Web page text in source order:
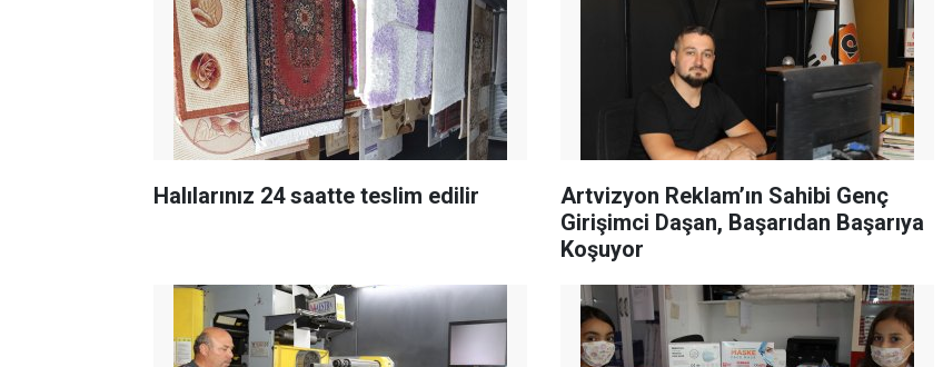
Halılarınız 24 saatte teslim edilir
Artvizyon Reklam’ın Sahibi Genç
Girişimci Daşan, Başarıdan Başarıya
Koşuyor